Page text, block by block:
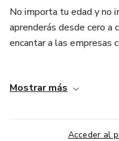
No importa tu edad y no
aprenderás desde cero a
encantar a las empresas
básico a lo más avanzado.
¿Estás preparado?
Mostrar más
Acceder al